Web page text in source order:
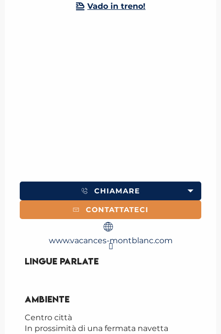
Vado in treno!
CHIAMARE
CONTATTATECI
www.vacances-montblanc.com
Lingue parlate
Lingue parlate
Ambiente
Ambiente
Centro città
In prossimità di una fermata navetta